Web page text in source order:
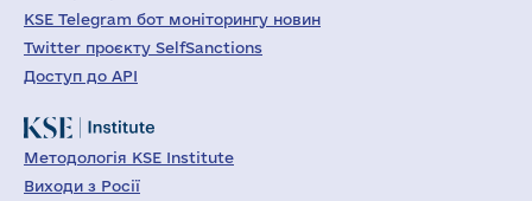
KSE Telegram бот моніторингу новин
Twitter проєкту SelfSanctions
Доступ до API
Методологія KSE Institute
Виходи з Росії